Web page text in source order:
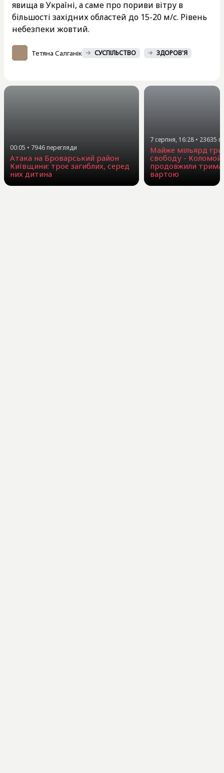
явища в Україні, а саме про пориви вітру в
більшості західних областей до 15-20 м/с. Рівень
небезпеки жовтий.
Тетяна Салганік СУСПІЛЬСТВО ЗДОРОВ'Я
00:05 • 7946 перегляди
Атака на Броварський район
Київщини: троє загиблих, серед
них дитина
7 серпня, 16:28 • 23635
Майже мільярд
свободу -
продовжили
вартою